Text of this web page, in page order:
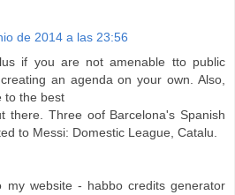
de 2014 a las 23:56
if you are not amenable tto public
an agenda on your own. Also,
to the best
there. Three oof Barcelona's Spanish
to Messi: Domestic League, Catalu.
website - habbo credits generator